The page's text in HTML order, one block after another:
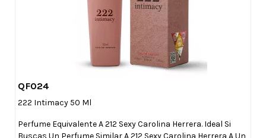
QF024
222 Intimacy 50 Ml
Perfume Equivalente A 212 Sexy Carolina Herrera. Ideal Si